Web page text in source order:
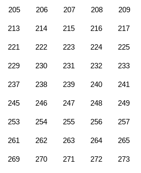
205 206 207 208 209
213 214 215 216 217
221 222 223 224 225
229 230 231 232 233
237 238 239 240 241
245 246 247 248 249
253 254 255 256 257
261 262 263 264 265
269 270 271 272 273